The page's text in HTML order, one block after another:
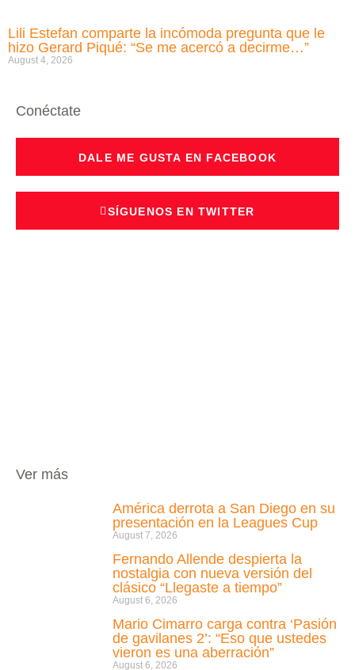
Lili Estefan comparte la incómoda pregunta que le
hizo Gerard Piqué: “Se me acercó a decirme…”
August 4, 2026
Conéctate
DALE ME GUSTA EN FACEBOOK
SÍGUENOS EN TWITTER
Ver más
América derrota a San Diego en su
presentación en la Leagues Cup
August 7, 2026
Fernando Allende despierta la
nostalgia con nueva versión del
clásico “Llegaste a tiempo”
August 6, 2026
Mario Cimarro carga contra ‘Pasión
de gavilanes 2’: “Eso que ustedes
vieron es una aberración”
August 6, 2026